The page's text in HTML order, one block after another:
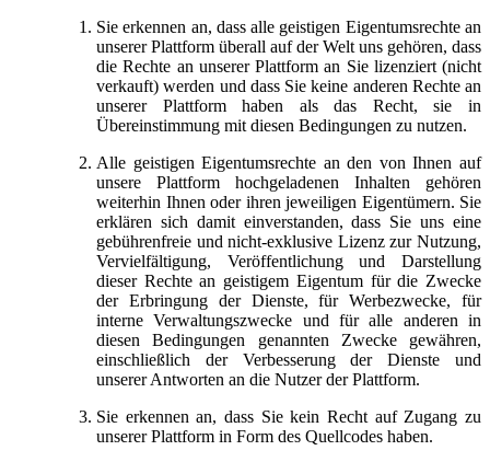
Sie erkennen an, dass alle geistigen Eigentumsrechte an
unserer Plattform überall auf der Welt uns gehören, dass
die Rechte an unserer Plattform an Sie lizenziert (nicht
verkauft) werden und dass Sie keine anderen Rechte an
unserer Plattform haben als das Recht, sie in
Übereinstimmung mit diesen Bedingungen zu nutzen.
Alle geistigen Eigentumsrechte an den von Ihnen auf
unsere Plattform hochgeladenen Inhalten gehören
weiterhin Ihnen oder ihren jeweiligen Eigentümern. Sie
erklären sich damit einverstanden, dass Sie uns eine
gebührenfreie und nicht-exklusive Lizenz zur Nutzung,
Vervielfältigung, Veröffentlichung und Darstellung
dieser Rechte an geistigem Eigentum für die Zwecke
der Erbringung der Dienste, für Werbezwecke, für
interne Verwaltungszwecke und für alle anderen in
diesen Bedingungen genannten Zwecke gewähren,
einschließlich der Verbesserung der Dienste und
unserer Antworten an die Nutzer der Plattform.
Sie erkennen an, dass Sie kein Recht auf Zugang zu
unserer Plattform in Form des Quellcodes haben.